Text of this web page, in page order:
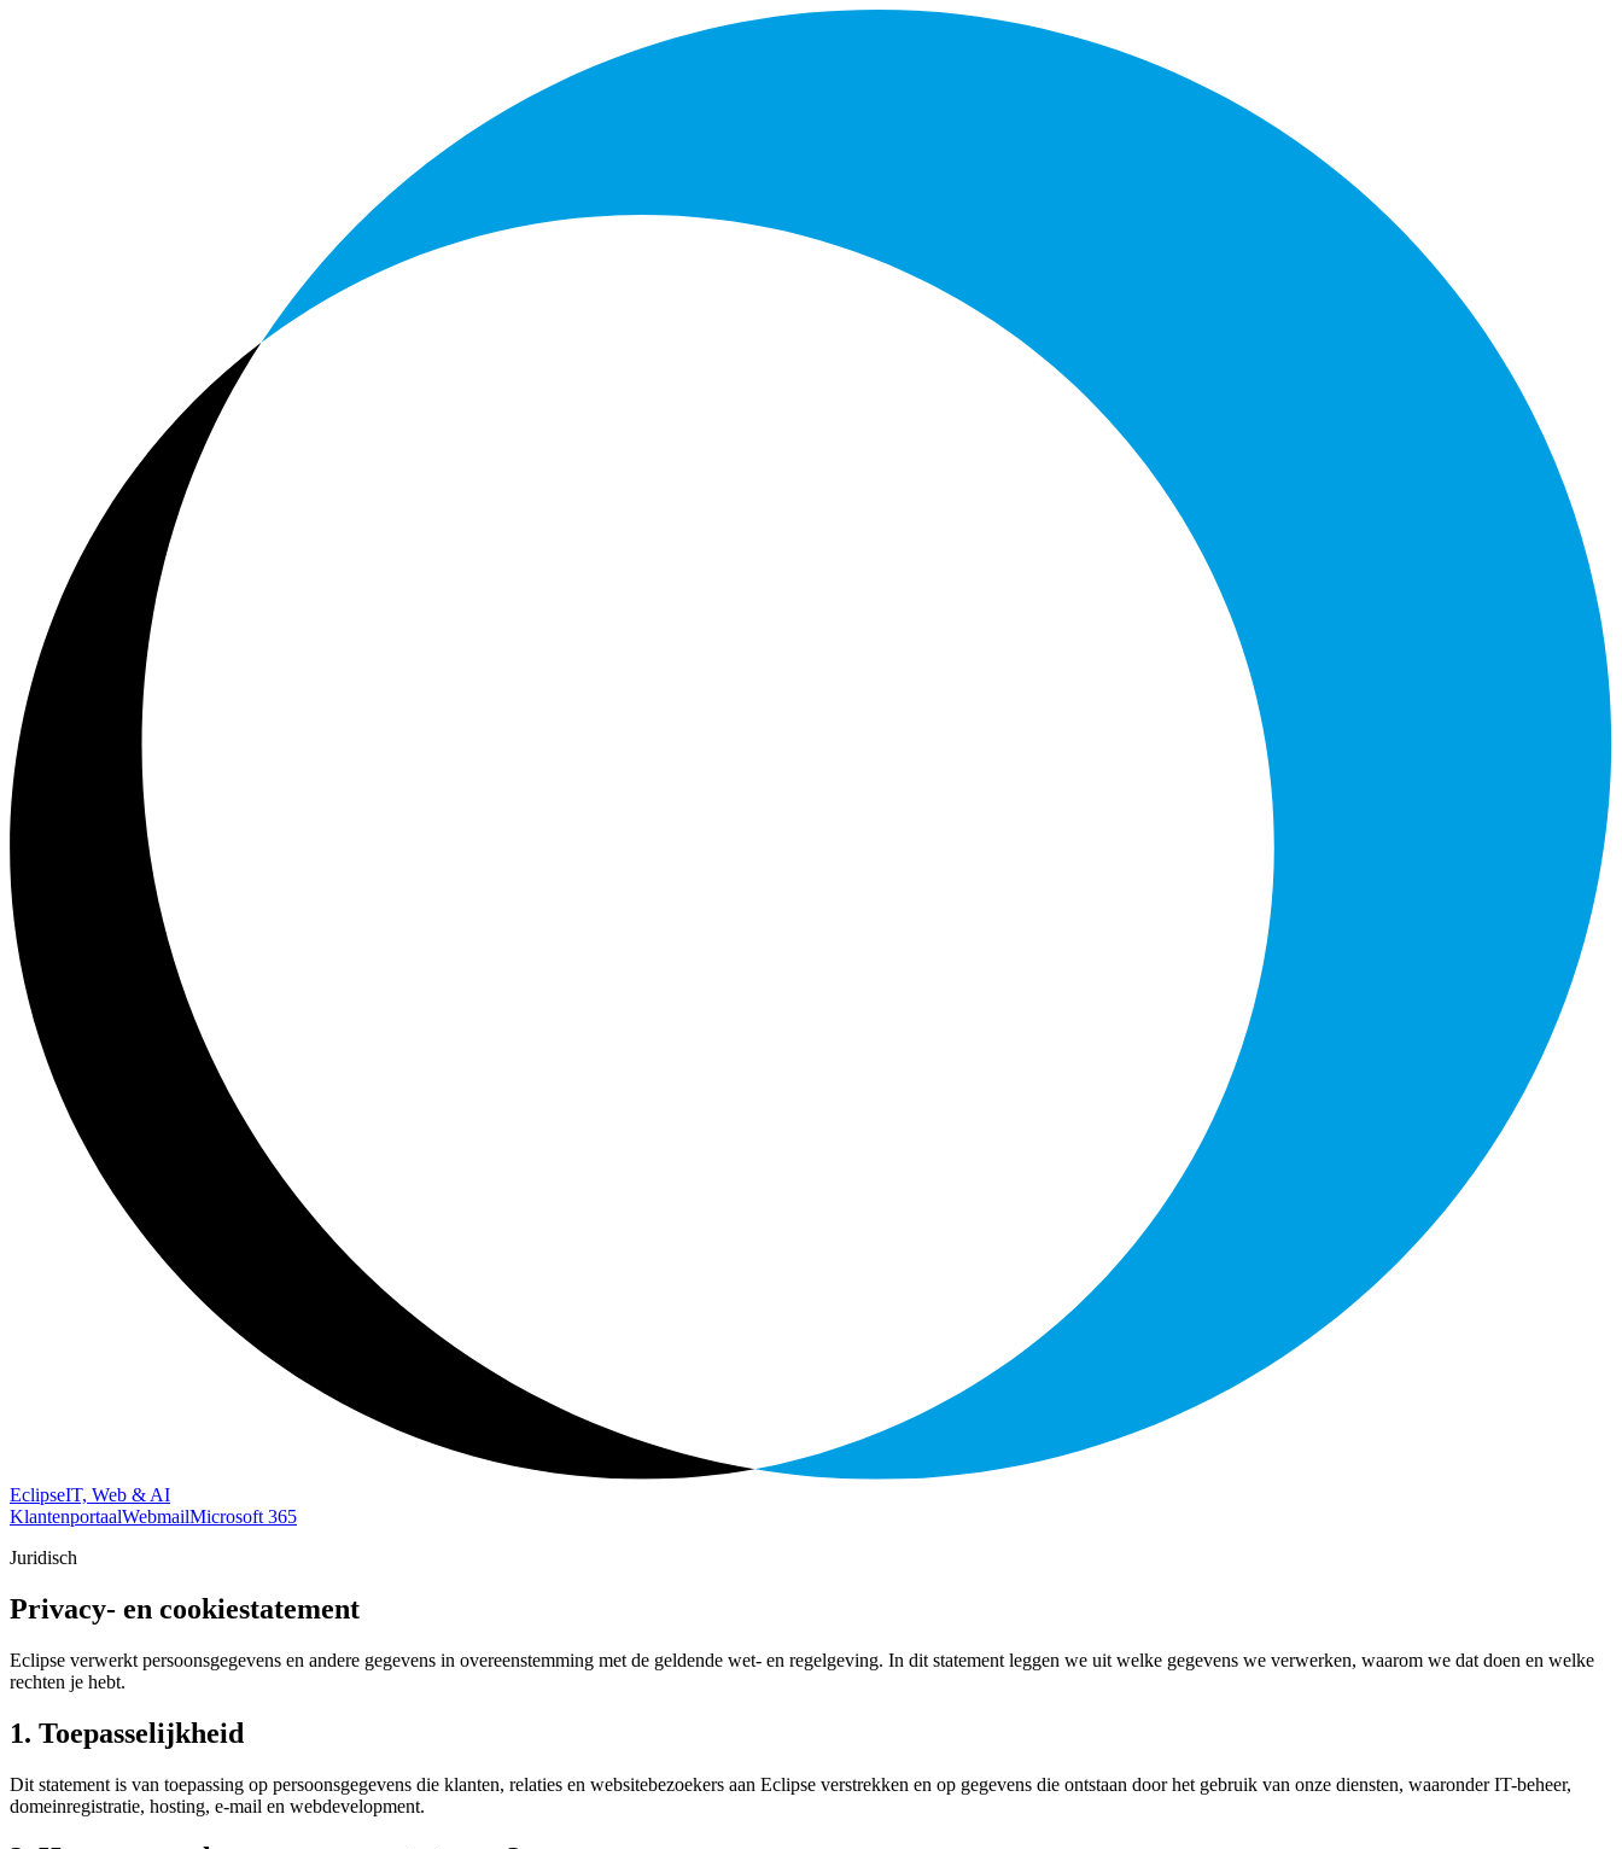
EclipseIT, Web & AI
KlantenportaalWebmailMicrosoft 365
Juridisch
Privacy- en cookiestatement
Eclipse verwerkt persoonsgegevens en andere gegevens in overeenstemming met de geldende wet- en regelgeving. In dit statement leggen we uit welke gegevens we verwerken, waarom we dat doen en welke
rechten je hebt.
1. Toepasselijkheid
Dit statement is van toepassing op persoonsgegevens die klanten, relaties en websitebezoekers aan Eclipse verstrekken en op gegevens die ontstaan door het gebruik van onze diensten, waaronder IT-beheer,
domeinregistratie, hosting, e-mail en webdevelopment.